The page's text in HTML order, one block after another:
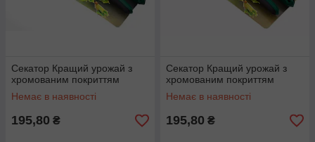
Секатор Кращий урожай з
хромованим покриттям
Немає в наявності
195,80 ₴
Секатор Кращий урожай з
хромованим покриттям
Немає в наявності
195,80 ₴